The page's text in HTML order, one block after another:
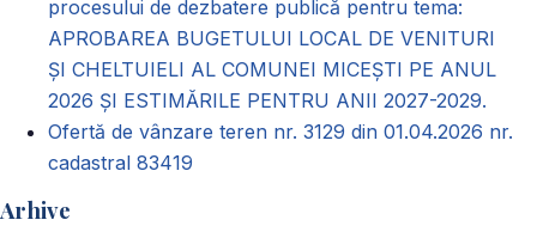
procesului de dezbatere publică pentru tema:
APROBAREA BUGETULUI LOCAL DE VENITURI
ȘI CHELTUIELI AL COMUNEI MICEȘTI PE ANUL
2026 ȘI ESTIMĂRILE PENTRU ANII 2027-2029.
Ofertă de vânzare teren nr. 3129 din 01.04.2026 nr.
cadastral 83419
Arhive